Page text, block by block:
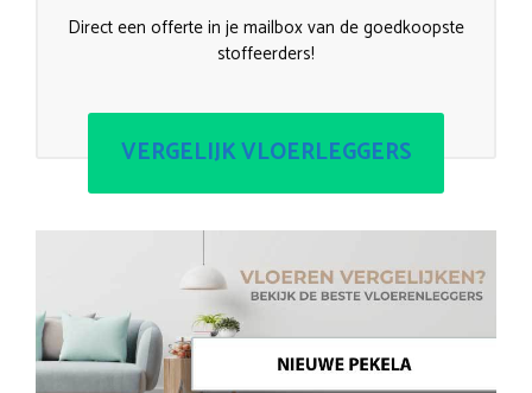
Direct een offerte in je mailbox van de goedkoopste
stoffeerders!
VERGELIJK VLOERLEGGERS